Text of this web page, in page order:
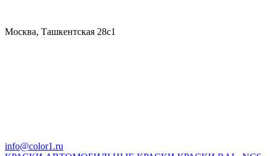
Москва, Ташкентская 28с1
info@color1.ru